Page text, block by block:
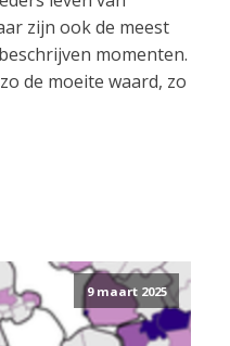
zijn ook de meest
momenten.
de moeite waard, zo
9 maart 2025